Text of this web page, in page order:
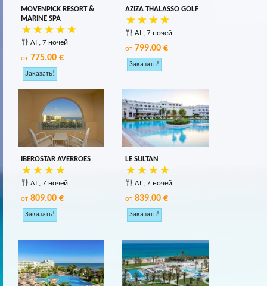
MOVENPICK RESORT &
MARINE SPA
AI , 7 ночей
от 775.00 €
AZIZA THALASSO GOLF
AI , 7 ночей
от 799.00 €
IBEROSTAR AVERROES
AI , 7 ночей
от 809.00 €
LE SULTAN
AI , 7 ночей
от 839.00 €